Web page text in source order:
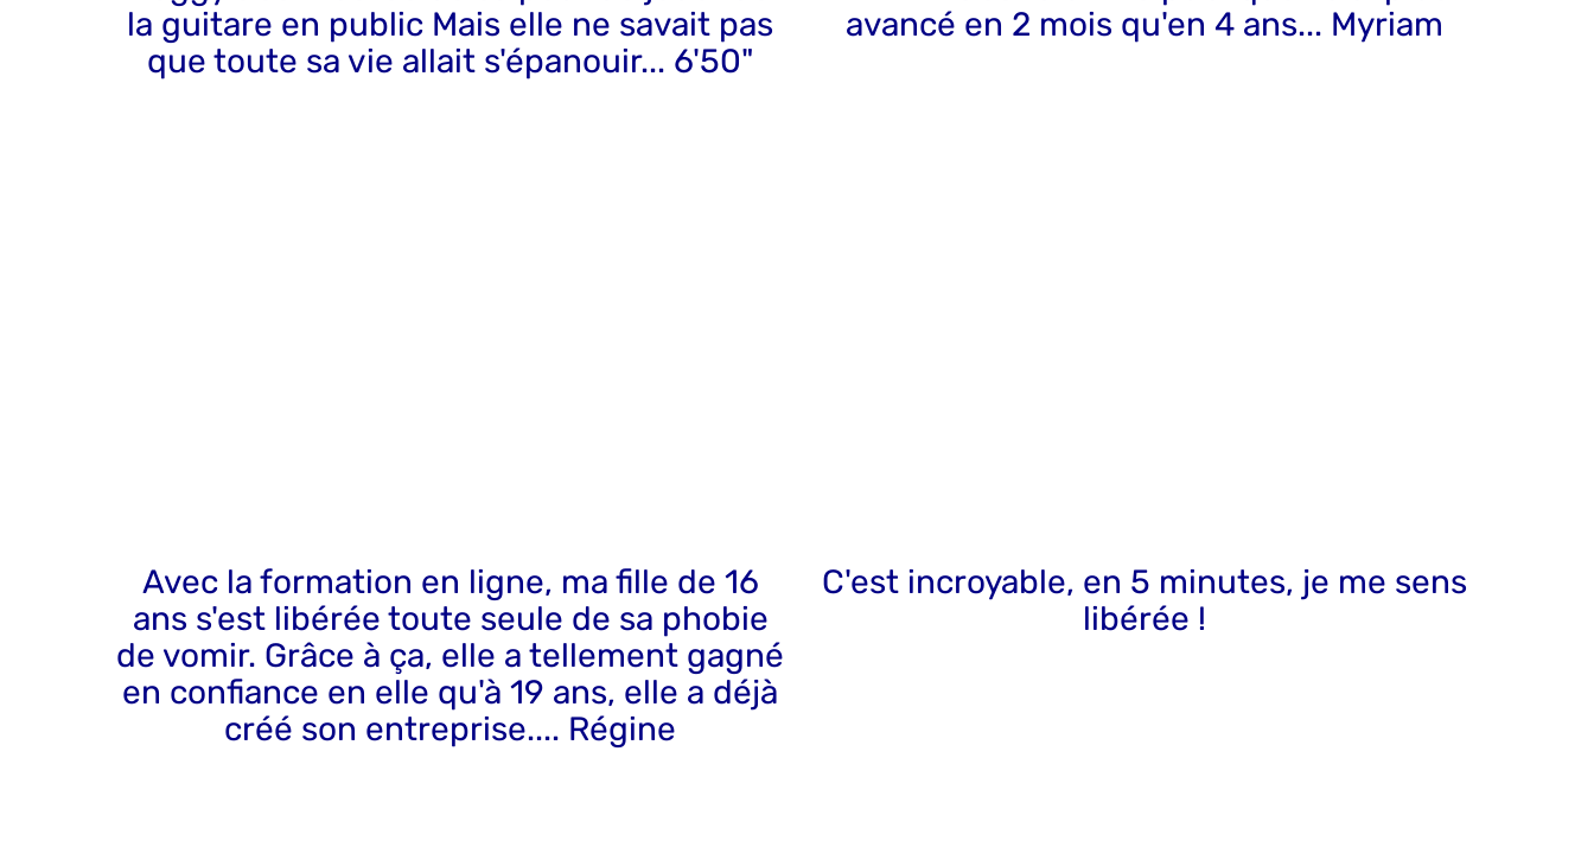
la guitare en public Mais elle ne savait pas
que toute sa vie allait s'épanouir... 6'50"
avancé en 2 mois qu'en 4 ans... Myriam
Avec la formation en ligne, ma fille de 16
ans s'est libérée toute seule de sa phobie
de vomir. Grâce à ça, elle a tellement gagné
en confiance en elle qu'à 19 ans, elle a déjà
créé son entreprise.... Régine
C'est incroyable, en 5 minutes, je me sens
libérée !